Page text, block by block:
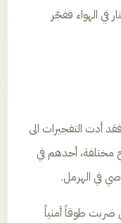
في الهواء ففجّر
أدت التفجيرات الى
شخصاً بجروح مختلفة، أحدهم في
في الهرمل.
ضربت طوقاً أمنياً